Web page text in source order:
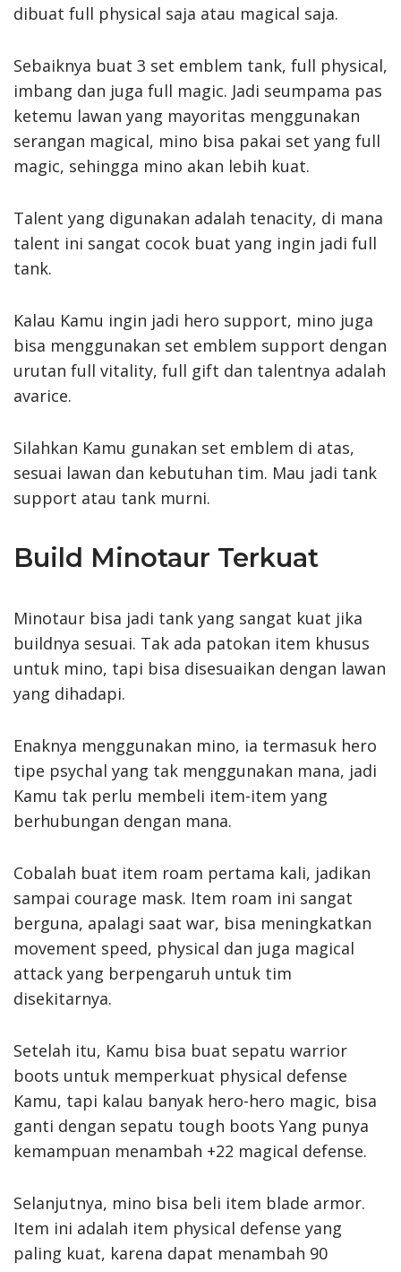
dibuat full physical saja atau magical saja.
Sebaiknya buat 3 set emblem tank, full physical,
imbang dan juga full magic. Jadi seumpama pas
ketemu lawan yang mayoritas menggunakan
serangan magical, mino bisa pakai set yang full
magic, sehingga mino akan lebih kuat.
Talent yang digunakan adalah tenacity, di mana
talent ini sangat cocok buat yang ingin jadi full
tank.
Kalau Kamu ingin jadi hero support, mino juga
bisa menggunakan set emblem support dengan
urutan full vitality, full gift dan talentnya adalah
avarice.
Silahkan Kamu gunakan set emblem di atas,
sesuai lawan dan kebutuhan tim. Mau jadi tank
support atau tank murni.
Build Minotaur Terkuat
Minotaur bisa jadi tank yang sangat kuat jika
buildnya sesuai. Tak ada patokan item khusus
untuk mino, tapi bisa disesuaikan dengan lawan
yang dihadapi.
Enaknya menggunakan mino, ia termasuk hero
tipe psychal yang tak menggunakan mana, jadi
Kamu tak perlu membeli item-item yang
berhubungan dengan mana.
Cobalah buat item roam pertama kali, jadikan
sampai courage mask. Item roam ini sangat
berguna, apalagi saat war, bisa meningkatkan
movement speed, physical dan juga magical
attack yang berpengaruh untuk tim
disekitarnya.
Setelah itu, Kamu bisa buat sepatu warrior
boots untuk memperkuat physical defense
Kamu, tapi kalau banyak hero-hero magic, bisa
ganti dengan sepatu tough boots Yang punya
kemampuan menambah +22 magical defense.
Selanjutnya, mino bisa beli item blade armor.
Item ini adalah item physical defense yang
paling kuat, karena dapat menambah 90